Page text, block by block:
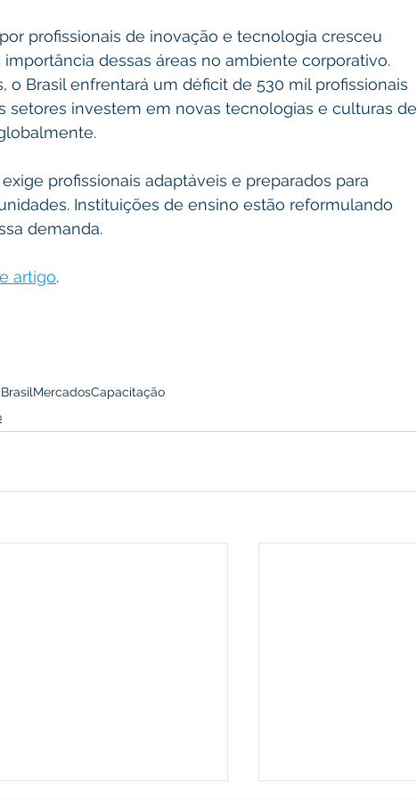
profissionais de inovação e tecnologia cresceu
dessas áreas no ambiente corporativo.
o Brasil enfrentará um déficit de 530 mil profissionais
setores investem em novas tecnologias e culturas de
profissionais adaptáveis e preparados para
Instituições de ensino estão reformulando
demanda.
artigo.
BrasilMercadosCapacitação